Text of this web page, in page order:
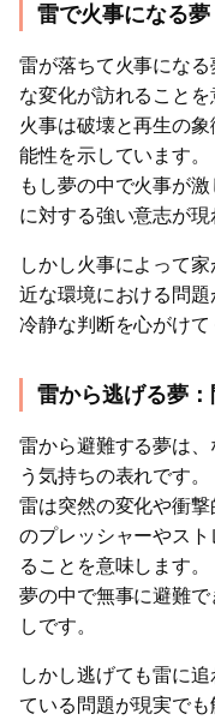
雷で火事になる
雷が落ちて火事にな
な変化が訪れることを
火事は破壊と再生の
能性を示しています。
もし夢の中で火事が
に対する強い意志が現
しかし火事によって
近な環境における問題
冷静な判断を心がけて
雷から逃げる夢
雷から避難する夢は
う気持ちの表れです。
雷は突然の変化や衝
のプレッシャーやス
ることを意味します。
夢の中で無事に避難
しです。
しかし逃げても雷に
ている問題が現実でも